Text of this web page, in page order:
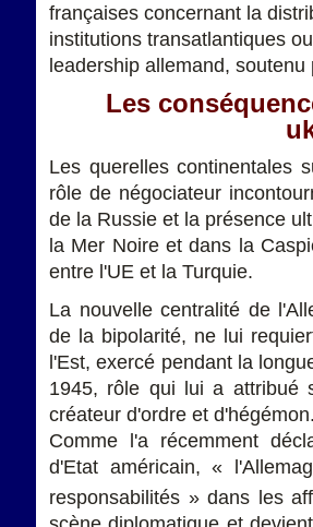
françaises concernant la
institutions transatlantiques
leadership allemand,
Les
Les querelles continentales
rôle de négociateur
de la Russie et la présence
la Mer Noire et dans la
entre l'UE et la Turquie.
La nouvelle centralité de
de la bipolarité, ne lui
l'Est, exercé pendant la
1945, rôle qui lui a attribué
créateur d'ordre et
Comme l'a récemment
d'Etat américain, «
responsabilités » dans les